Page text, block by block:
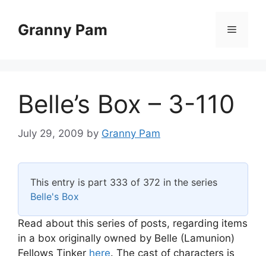
contentGranny Pam Menu
Belle’s Box – 3-110
July 29, 2009 by Granny Pam
This entry is part 333 of 372 in the series
Belle's Box
Read about this series of posts, regarding items
in a box originally owned by Belle (Lamunion)
Fellows Tinker here. The cast of characters is